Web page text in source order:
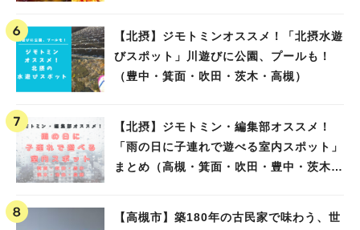
【北摂】ジモトミンオススメ！「北摂水遊
びスポット」川遊びに公園、プールも！
（豊中・箕面・吹田・茨木・高槻）
【北摂】ジモトミン・編集部オススメ！
「雨の日に子連れで遊べる室内スポット」
まとめ（高槻・箕面・吹田・豊中・茨木・
【高槻市】築180年の古民家で味わう、世